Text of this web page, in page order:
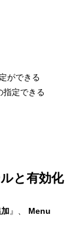
ができる
指定できる
と有効化
』、 Menu